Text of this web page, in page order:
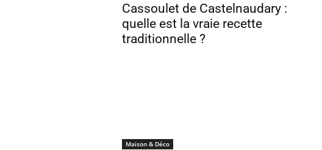
Cassoulet de Castelnaudary :
quelle est la vraie recette
traditionnelle ?
Maison & Déco